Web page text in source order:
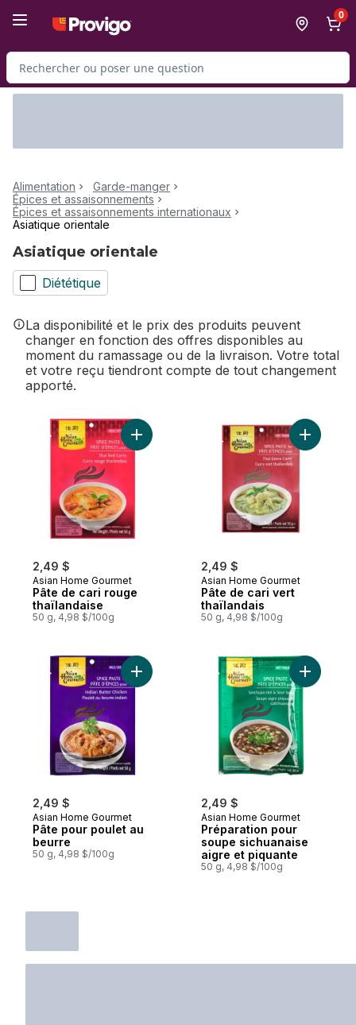
0
Rechercher des produits
Alimentation
Garde-manger
Épices et assaisonnements
Épices et assaisonnements internationaux
Asiatique orientale
Asiatique orientale
Diététique
La disponibilité et le prix des produits peuvent
changer en fonction des offres disponibles au
moment du ramassage ou de la livraison. Votre total
et votre reçu tiendront compte de tout changement
apporté.
2,49 $
Asian Home Gourmet
Pâte de cari rouge
thaïlandaise
50 g, 4,98 $/100g
Ajouter Pâte de cari rouge thaïlandaise
2,49 $
Asian Home Gourmet
Pâte de cari vert
thaïlandais
50 g, 4,98 $/100g
Ajouter
2,49 $
Asian Home Gourmet
Pâte pour poulet au
beurre
50 g, 4,98 $/100g
Ajouter Pâte pour poulet au beurre au
2,49 $
Asian Home Gourmet
Préparation pour
soupe sichuanaise
aigre et piquante
50 g, 4,98 $/100g
Ajouter